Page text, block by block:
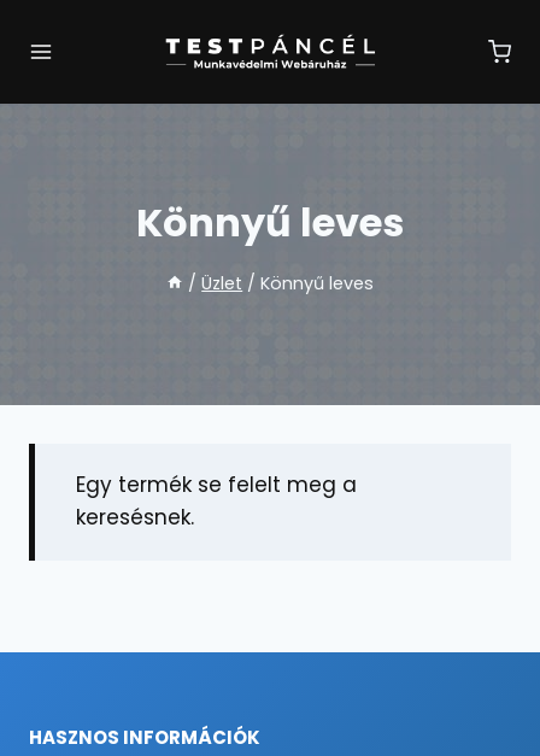
Könnyű leves
/ Üzlet / Könnyű leves
Egy termék se felelt meg a
keresésnek.
HASZNOS INFORMÁCIÓK